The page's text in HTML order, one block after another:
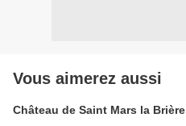
Vous aimerez aussi
Château de Saint Mars la Brière